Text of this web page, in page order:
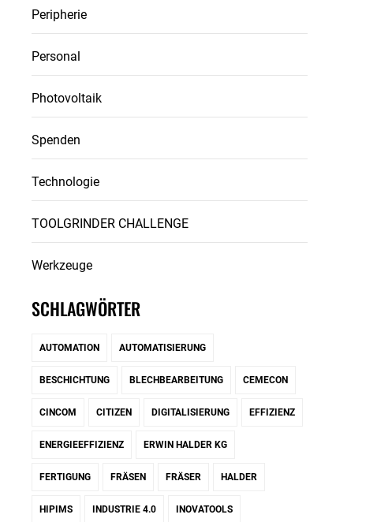
Peripherie
Personal
Photovoltaik
Spenden
Technologie
TOOLGRINDER CHALLENGE
Werkzeuge
SCHLAGWÖRTER
AUTOMATION AUTOMATISIERUNG
BESCHICHTUNG BLECHBEARBEITUNG CEMECON
CINCOM CITIZEN DIGITALISIERUNG EFFIZIENZ
ENERGIEEFFIZIENZ ERWIN HALDER KG
FERTIGUNG FRÄSEN FRÄSER HALDER
HIPIMS INDUSTRIE 4.0 INOVATOOLS